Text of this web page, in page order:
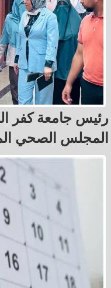
رئيس جامعة كفر
المجلس الصحي